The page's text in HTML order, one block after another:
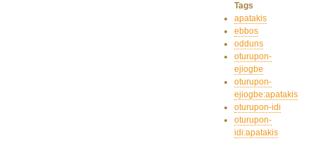
Tags
apatakis
ebbos
odduns
oturupon-
ejiogbe
oturupon-
ejiogbe:apatakis
oturupon-idi
oturupon-
idi:apatakis